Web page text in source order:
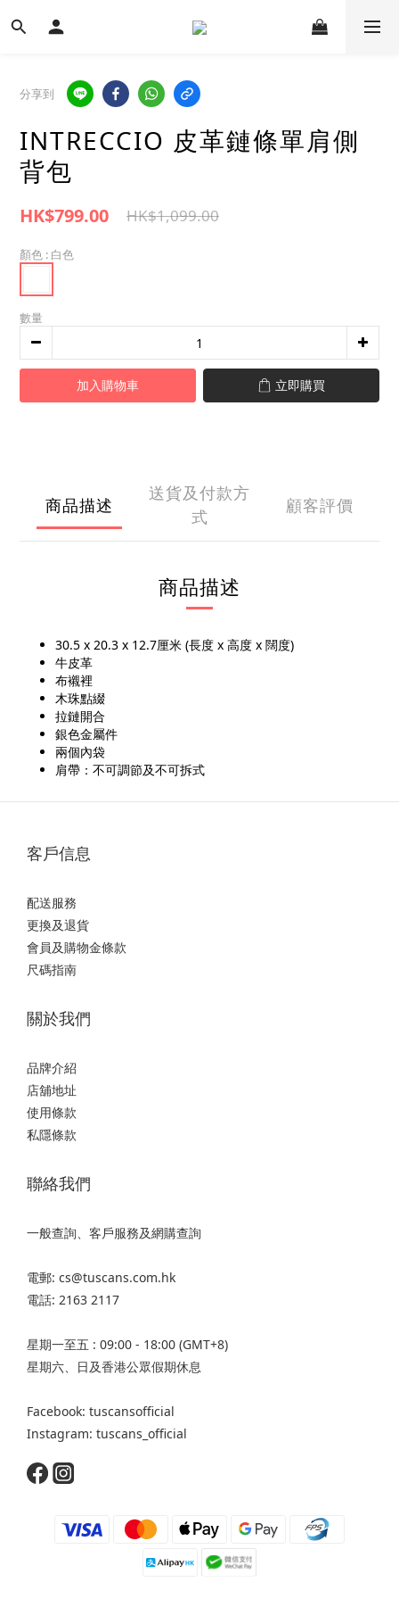
分享到
INTRECCIO 皮革鏈條單肩側
背包
HK$799.00 HK$1,099.00
顏色 : 白色
數量
加入購物車 立即購買
商品描述
送貨及付款方
式
顧客評價
商品描述
30.5 x 20.3 x 12.7厘米 (長度 x 高度 x 闊度)
牛皮革
布襯裡
木珠點綴
拉鏈開合
銀色金屬件
兩個內袋
肩帶：不可調節及不可拆式
客戶信息
配送服務
更換及退貨
會員及購物金條款
尺碼指南
關於我們
品牌介紹
店舖地址
使用條款
私隱條款
聯絡我們
一般查詢、客戶服務及網購查詢
電郵: cs@tuscans.com.hk
電話: 2163 2117
星期一至五 : 09:00 - 18:00 (GMT+8)
星期六、日及香港公眾假期休息
Facebook: tuscansofficial
Instagram: tuscans_official